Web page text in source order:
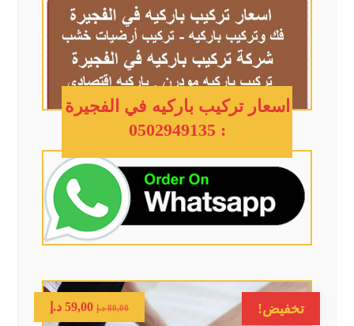
اسعار تركيب باركيه في الفجيرة
: 0502949135
تخفيض! 80,00 د.إ 59,00 د.إ